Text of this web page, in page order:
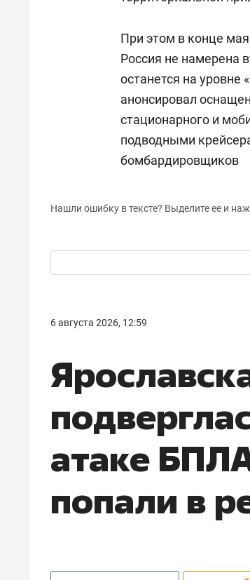
При этом в конце
Россия не намерена
останется на уровне
анонсировал
стационарного и
подводными
бомбардировщиков
Нашли ошибку в тексте? Выделите ее и
6 августа 2026, 12:59
атаке
попали в